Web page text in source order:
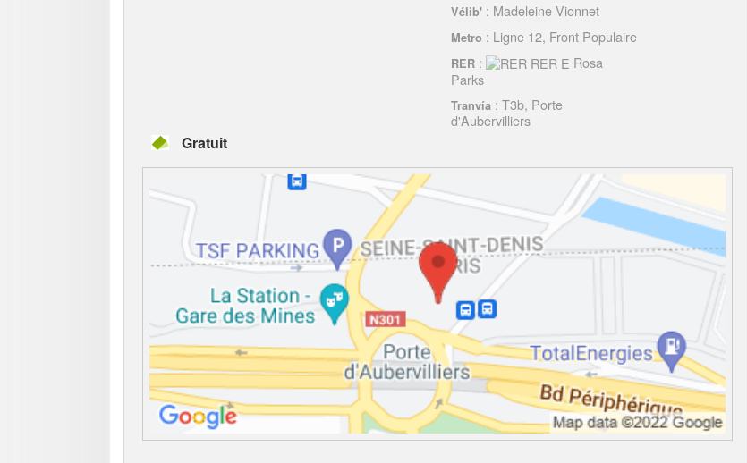
Vélib' : Madeleine Vionnet
Metro : Ligne 12, Front Populaire
RER :
Rosa
Parks
Tranvía : T3b, Porte
d'Aubervilliers
Gratuit